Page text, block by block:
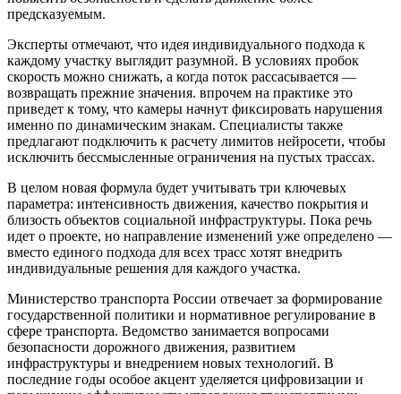
предсказуемым.
Эксперты отмечают, что идея индивидуального подхода к
каждому участку выглядит разумной. В условиях пробок
скорость можно снижать, а когда поток рассасывается —
возвращать прежние значения. впрочем на практике это
приведет к тому, что камеры начнут фиксировать нарушения
именно по динамическим знакам. Специалисты также
предлагают подключить к расчету лимитов нейросети, чтобы
исключить бессмысленные ограничения на пустых трассах.
В целом новая формула будет учитывать три ключевых
параметра: интенсивность движения, качество покрытия и
близость объектов социальной инфраструктуры. Пока речь
идет о проекте, но направление изменений уже определено —
вместо единого подхода для всех трасс хотят внедрить
индивидуальные решения для каждого участка.
Министерство транспорта России отвечает за формирование
государственной политики и нормативное регулирование в
сфере транспорта. Ведомство занимается вопросами
безопасности дорожного движения, развитием
инфраструктуры и внедрением новых технологий. В
последние годы особое акцент уделяется цифровизации и